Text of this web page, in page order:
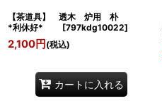
【茶道具】 透木 炉用 朴
*利休好*
[797kdg10022]
2,100円 (税込)
カートに入れる